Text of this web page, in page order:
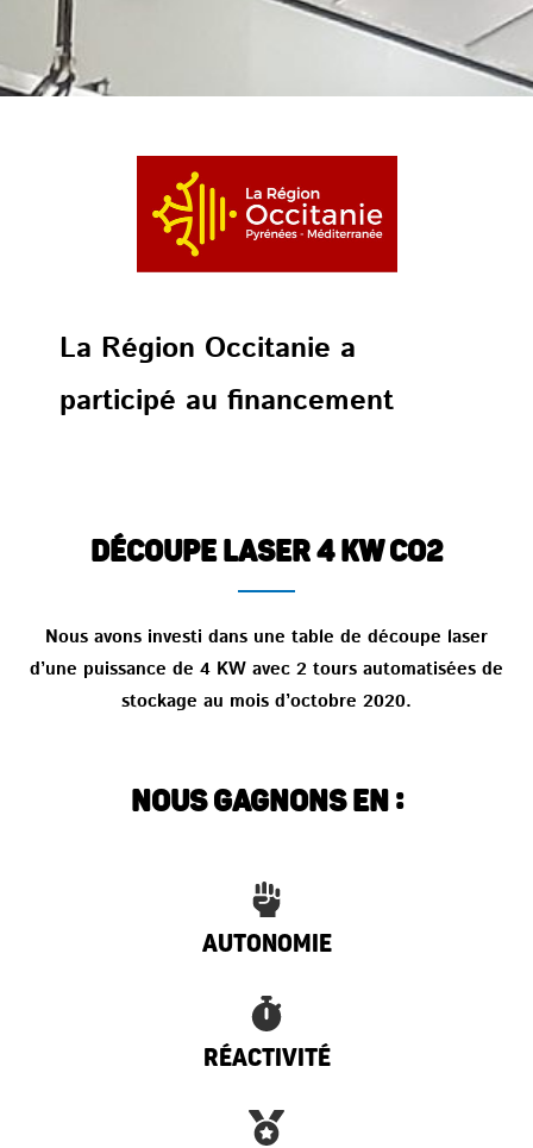
La Région Occitanie a
participé au financement
DÉCOUPE LASER 4 KW CO2
Nous avons investi dans une table de découpe laser
d’une puissance de 4 KW avec 2 tours automatisées de
stockage au mois d’octobre 2020.
NOUS GAGNONS EN :
Autonomie
Réactivité